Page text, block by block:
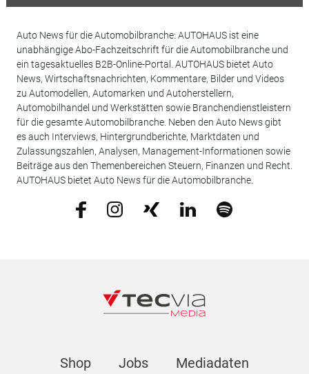
Auto News für die Automobilbranche: AUTOHAUS ist eine
unabhängige Abo-Fachzeitschrift für die Automobilbranche und
ein tagesaktuelles B2B-Online-Portal. AUTOHAUS bietet Auto
News, Wirtschaftsnachrichten, Kommentare, Bilder und Videos
zu Automodellen, Automarken und Autoherstellern,
Automobilhandel und Werkstätten sowie Branchendienstleistern
für die gesamte Automobilbranche. Neben den Auto News gibt
es auch Interviews, Hintergrundberichte, Marktdaten und
Zulassungszahlen, Analysen, Management-Informationen sowie
Beiträge aus den Themenbereichen Steuern, Finanzen und Recht.
AUTOHAUS bietet Auto News für die Automobilbranche.
Shop Jobs Mediadaten